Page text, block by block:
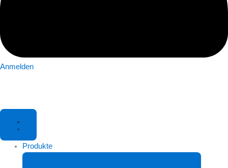
Anmelden
Produkte